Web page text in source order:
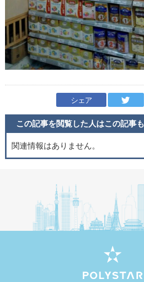
シェア
この記事を閲覧した人はこの記事も
関連情報はありません。